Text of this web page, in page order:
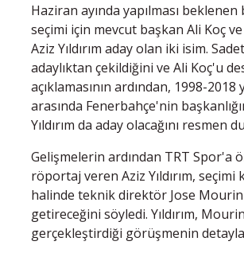
Haziran ayında yapılması beklenen
seçimi için mevcut başkan Ali Koç
Aziz Yıldırım aday olan iki isim.
adaylıktan çekildiğini ve Ali Koç'u
açıklamasının ardından, 1998-2018
arasında Fenerbahçe'nin
Yıldırım da aday olacağını resmen
Gelişmelerin ardından TRT Spor'a
röportaj veren Aziz Yıldırım, seçimi
halinde teknik direktör Jose
getireceğini söyledi. Yıldırım,
gerçekleştirdiği görüşmenin